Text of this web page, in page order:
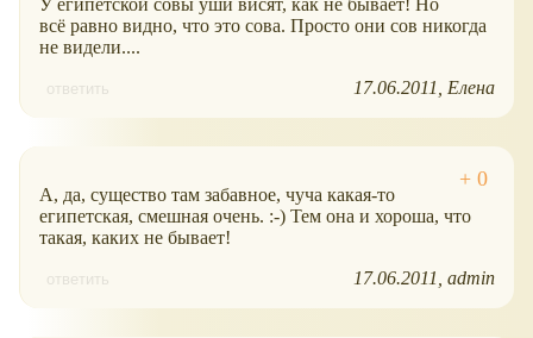
У египетской совы уши висят, как не бывает! Но
всё равно видно, что это сова. Просто они сов никогда
не видели....
ответить 17.06.2011 Елена
А, да, существо там забавное, чуча какая-то
египетская, смешная очень. :-) Тем она и хороша, что
такая, каких не бывает!
ответить 17.06.2011 admin